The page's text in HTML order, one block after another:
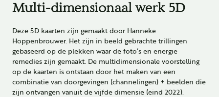
Multi-dimensionaal werk 5D
Deze 5D kaarten zijn gemaakt door Hanneke
Hoppenbrouwer. Het zijn in beeld gebrachte trillingen
gebaseerd op de plekken waar de foto’s en energie
remedies zijn gemaakt. De multidimensionale voorstelling
op de kaarten is ontstaan door het maken van een
combinatie van doorgevingen (channelingen) + beelden die
zijn ontvangen vanuit de vijfde dimensie (eind 2022).